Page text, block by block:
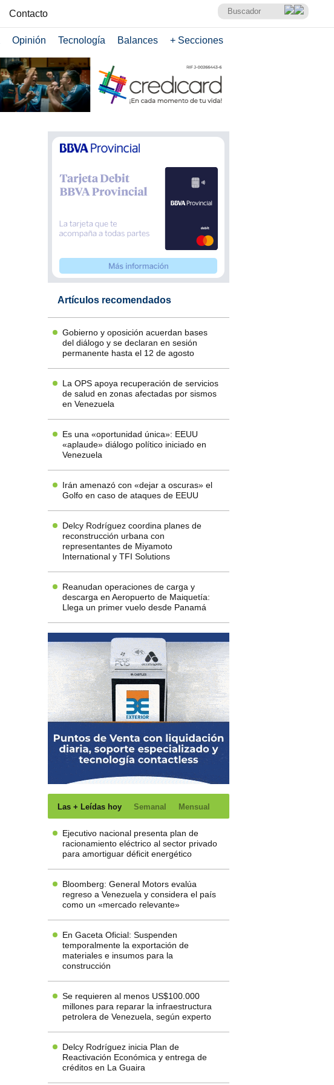
Contacto
Opinión Tecnología Balances + Secciones
Artículos recomendados
Gobierno y oposición acuerdan bases
del diálogo y se declaran en sesión
permanente hasta el 12 de agosto
La OPS apoya recuperación de servicios
de salud en zonas afectadas por sismos
en Venezuela
Es una «oportunidad única»: EEUU
«aplaude» diálogo político iniciado en
Venezuela
Irán amenazó con «dejar a oscuras» el
Golfo en caso de ataques de EEUU
Delcy Rodríguez coordina planes de
reconstrucción urbana con
representantes de Miyamoto
International y TFI Solutions
Reanudan operaciones de carga y
descarga en Aeropuerto de Maiquetía:
Llega un primer vuelo desde Panamá
Las + Leídas hoy Semanal Mensual
Ejecutivo nacional presenta plan de
racionamiento eléctrico al sector privado
para amortiguar déficit energético
Bloomberg: General Motors evalúa
regreso a Venezuela y considera el país
como un «mercado relevante»
En Gaceta Oficial: Suspenden
temporalmente la exportación de
materiales e insumos para la
construcción
Se requieren al menos US$100.000
millones para reparar la infraestructura
petrolera de Venezuela, según experto
Delcy Rodríguez inicia Plan de
Reactivación Económica y entrega de
créditos en La Guaira